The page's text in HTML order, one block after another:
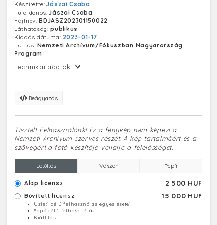
érdekességet, történelmi pénzkincseket és valódi
aranyrudat is láthat az érdeklődő, a számítástechnikai
rendszerekre épülő korszerű pénzforgalom bemutatása
mellett. A tárlaton mindeközben a fizetőeszközök okos
használatára és pénzügyi tudatosságra is tanítják az
oda látogatókat.
Készítette:Jászai Csaba
Tulajdonos:Jászai Csaba
Fájlnév:BDJASZ202301150022
Láthatóság:publikus
Kiadás dátuma: 2023-01-17
Forrás: Nemzeti Archívum/Fókuszban Magyarország
Program
Technikai adatok:
Beágyazás
Tisztelt Felhasználónk! Ez a fénykép nem képezi a
Nemzeti Archívum szerves részét. A kép tartalmáért és a
szövegért a fotó készítője vállalja a felelősséget.
Letöltés Vászon Papír
Alap licensz 2 500 HUF
Bővített licensz 15 000 HUF
Üzleti célú felhasználás egyes esetei
Sajtó célú felhasználás
Kiállítás